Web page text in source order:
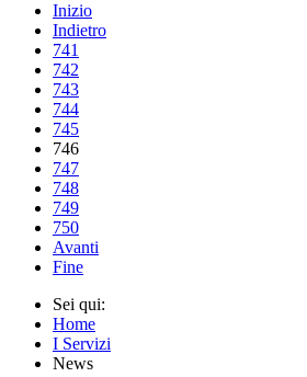
Inizio
Indietro
741
742
743
744
745
746
747
748
749
750
Avanti
Fine
Sei qui:
Home
I Servizi
News